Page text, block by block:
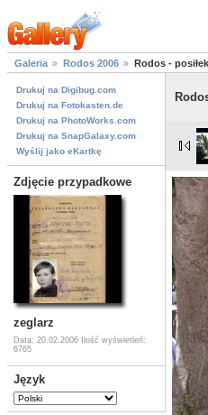
Galeria Rodos 2006 Rodos -
Drukuj na Digibug.com
Drukuj na Fotokasten.de
Drukuj na PhotoWorks.com
Drukuj na SnapGalaxy.com
Wyślij jako eKartkę
Zdjęcie przypadkowe
zeglarz
Data: 20.02.2006
Ilość wyświetleń:
6765
Język